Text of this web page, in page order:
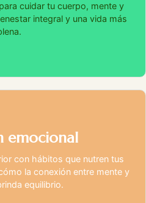
cuidar tu cuerpo, mente y
integral y una vida más
emocional
con hábitos que nutren tus
la conexión entre mente y
equilibrio.